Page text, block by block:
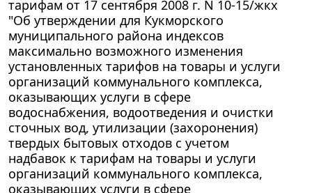
тарифам от 17 сентября 2008 г. N 10-15/жкх
"Об утверждении для Кукморского
муниципального района индексов
максимально возможного изменения
установленных тарифов на товары и услуги
организаций коммунального комплекса,
оказывающих услуги в сфере
водоснабжения, водоотведения и очистки
сточных вод, утилизации (захоронения)
твердых бытовых отходов с учетом
надбавок к тарифам на товары и услуги
организаций коммунального комплекса,
оказывающих услуги в сфере